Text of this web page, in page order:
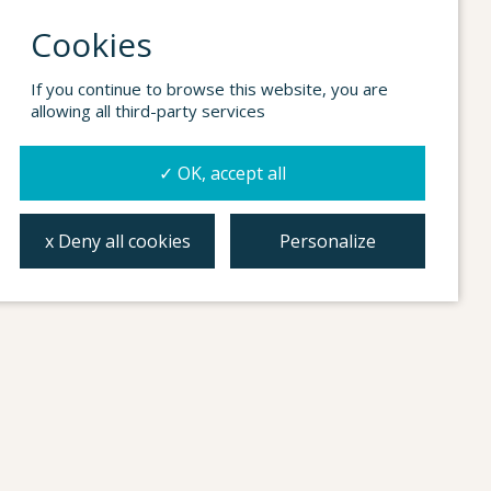
If you continue to browse this website, you are
allowing all third-party services
✓ OK, accept all
x Deny all cookies Personalize